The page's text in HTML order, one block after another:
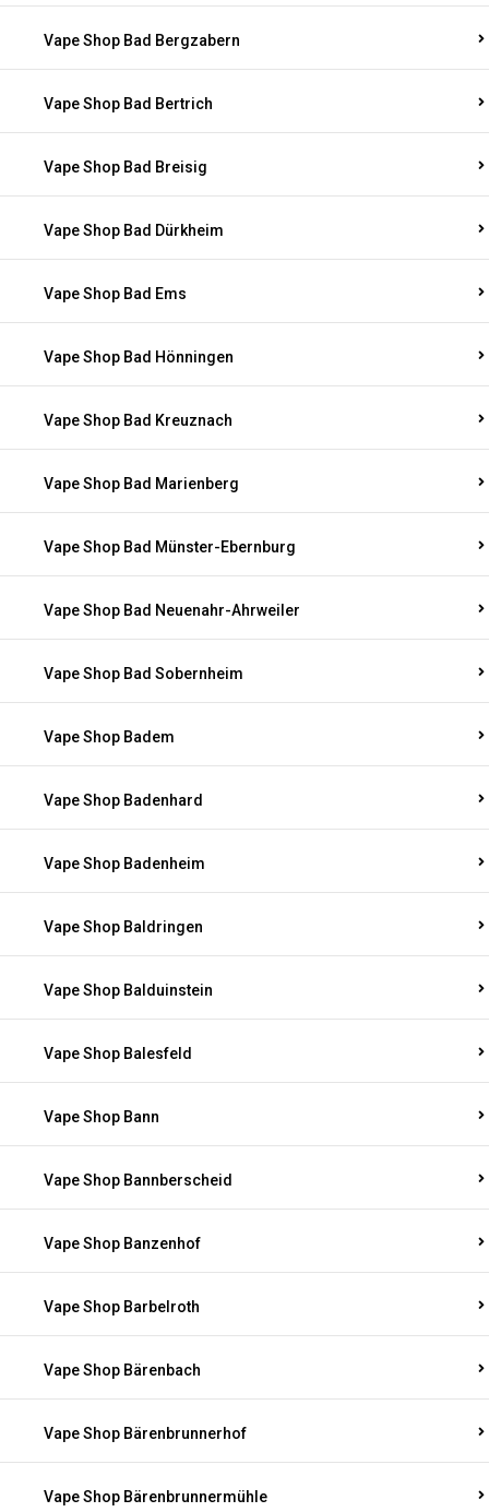
Vape Shop Bad Bergzabern
Vape Shop Bad Bertrich
Vape Shop Bad Breisig
Vape Shop Bad Dürkheim
Vape Shop Bad Ems
Vape Shop Bad Hönningen
Vape Shop Bad Kreuznach
Vape Shop Bad Marienberg
Vape Shop Bad Münster-Ebernburg
Vape Shop Bad Neuenahr-Ahrweiler
Vape Shop Bad Sobernheim
Vape Shop Badem
Vape Shop Badenhard
Vape Shop Badenheim
Vape Shop Baldringen
Vape Shop Balduinstein
Vape Shop Balesfeld
Vape Shop Bann
Vape Shop Bannberscheid
Vape Shop Banzenhof
Vape Shop Barbelroth
Vape Shop Bärenbach
Vape Shop Bärenbrunnerhof
Vape Shop Bärenbrunnermühle